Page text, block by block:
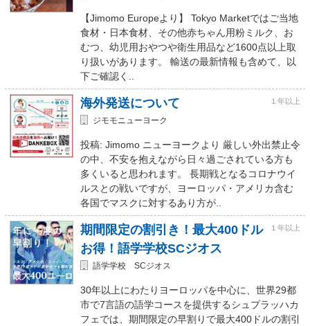
【Jimomo Europeより】 Tokyo Marketではご当地
食材・日本食材、その他赤ちゃん用粉ミルク、お
むつ、幼児用おやつや衛生用品など1600点以上取
り扱いがあります。 輸送の最新情報も含めて、以
下ご確認く..
海外発送について １年以上
ジモモニューヨーク
投稿: Jimomo ニューヨークより 厳しい外出禁止令
の中、不安を抱えながら日々過ごされている方も
多くいると思われます。 長期戦となるコロナウイ
ルスとの戦いですが、ヨーロッパ・アメリカ含む
各国でマスクに対するあり方が..
期間限定の割引き！最大400ドル
お得！語学学校SCジオス
１年以上
語学学校 SCジオス
30年以上にわたりヨーロッパを中心に、世界29都
市で7言語の語学コースを提供するシュプラッハカ
フェでは、期間限定の早割りで最大400ドルの割引